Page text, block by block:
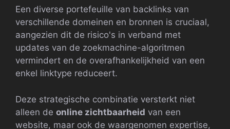
Een diverse portefeuille van backlinks van
verschillende domeinen en bronnen is cruciaal,
aangezien dit de risico's in verband met
updates van de zoekmachine-algoritmen
vermindert en de overafhankelijkheid van een
enkel linktype reduceert.
Deze strategische combinatie versterkt niet
alleen de online zichtbaarheid van een
website, maar ook de waargenomen expertise,